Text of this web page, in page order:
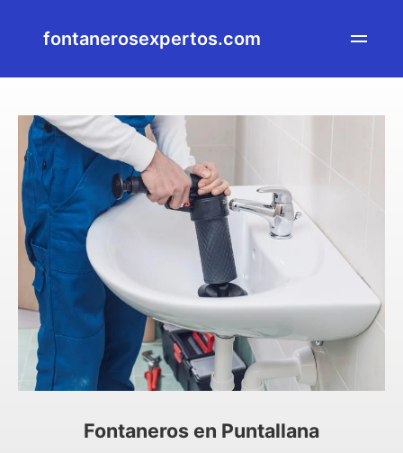
fontanerosexpertos.com
Fontaneros en Puntallana